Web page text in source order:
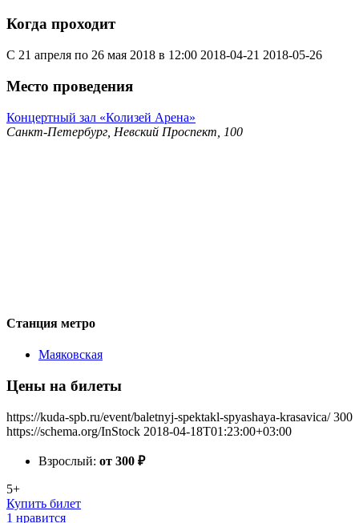
Когда проходит
С 21 апреля по 26 мая 2018 в 12:00 2018-04-21 2018-05-26
Место проведения
Концертный зал «Колизей Арена»
Санкт-Петербург, Невский Проспект, 100
Станция метро
Маяковская
Цены на билеты
https://kuda-spb.ru/event/baletnyj-spektakl-spyashaya-krasavica/ 300
https://schema.org/InStock 2018-04-18T01:23:00+03:00
Взрослый: от 300 ₽
5+
Купить билет
1 нравится